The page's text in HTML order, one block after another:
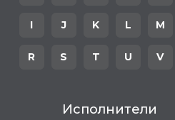
I J K L M
R S T U V
Исполнители